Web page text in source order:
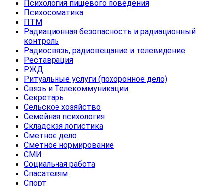
Психология пищевого поведения
Психосоматика
ПТМ
Радиационная безопасность и радиационный
контроль
Радиосвязь, радиовещание и телевидение
Реставрация
РЖД
Ритуальные услуги (похоронное дело)
Связь и Телекоммуникации
Секретарь
Сельское хозяйство
Семейная психология
Складская логистика
Сметное дело
Сметное нормирование
СМИ
Социальная работа
Спасателям
Спорт